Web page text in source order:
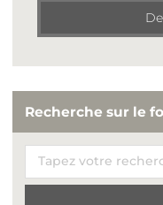
Recherche sur le